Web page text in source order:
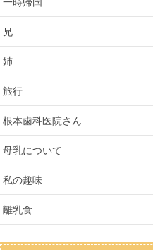
一時帰国
兄
姉
旅行
根本歯科医院さん
母乳について
私の趣味
離乳食